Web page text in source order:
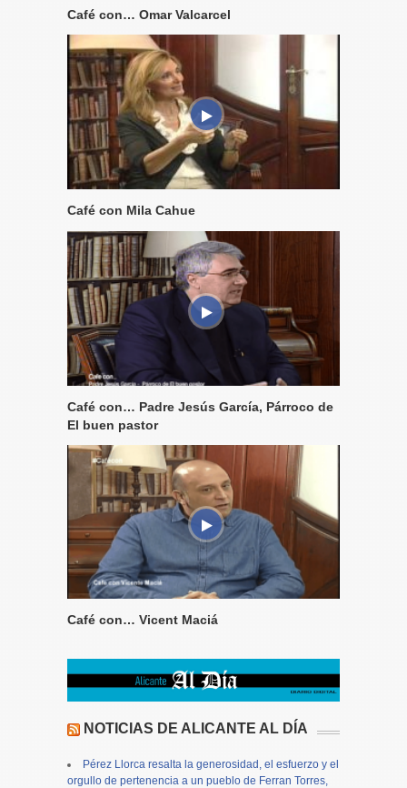
Café con… Omar Valcarcel
Café con Mila Cahue
Café con… Padre Jesús García, Párroco de
El buen pastor
Café con… Vicent Maciá
NOTICIAS DE ALICANTE AL DÍA
Pérez Llorca resalta la generosidad, el esfuerzo y el
orgullo de pertenencia a un pueblo de Ferran Torres,